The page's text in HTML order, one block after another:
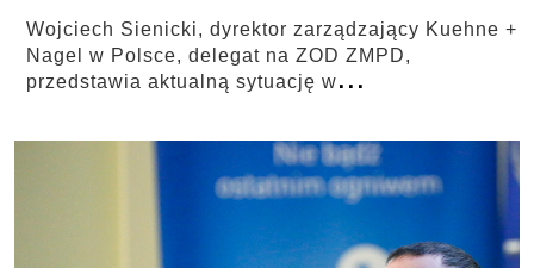
Wojciech Sienicki, dyrektor zarządzający Kuehne +
Nagel w Polsce, delegat na ZOD ZMPD,
przedstawia aktualną sytuację w...